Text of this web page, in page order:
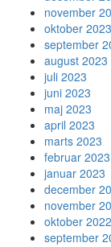
november
oktober 2023
september
august 2023
juli 2023
juni 2023
maj 2023
april 2023
marts 2023
februar 2023
januar 2023
december
november
oktober 2022
september